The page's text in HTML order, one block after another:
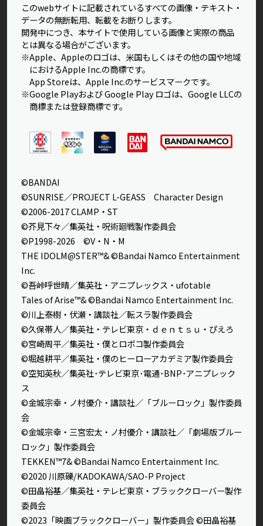
このwebサイトに記載されているすべての画像・テキスト・
データの無断転用、転載をお断りします。
開発中につき、本サイトで使用している画像と実際の商品
とは異なる場合がございます。
※Apple、Appleのロゴは、米国もしくはその他の国や地域
におけるApple Inc.の商標です。
App Storeは、Apple Inc.のサービスマークです。
※Google Playおよび Google Play ロゴは、Google LLCの
商標または登録商標です。
©BANDAI
©SUNRISE／PROJECT L-GEASS Character Design
©2006-2017 CLAMP・ST
©芥見下々／集英社・呪術廻戦製作委員会
©P1998-2026 ©V・N・M
THE IDOLM@STER™& ©Bandai Namco Entertainment
Inc.
©吾峠呼世晴／集英社・アニプレックス・ufotable
Tales of Arise™& ©Bandai Namco Entertainment Inc.
©川上泰樹・伏瀬・講談社／転スラ製作委員会
©久保帯人／集英社・テレビ東京・ｄｅｎｔｓｕ・ぴえろ
©宮崎周平／集英社・僕とロボコ製作委員会
©堀越耕平／集英社・僕のヒーローアカデミア製作委員会
©空知英秋／集英社･テレビ東京･電通･BNP･アニプレック
ス
©金城宗幸・ノ村優介・講談社／「ブルーロック」製作委員
会
©金城宗幸・三宮宏太・ノ村優介・講談社／「劇場版ブルー
ロック」製作委員会
TEKKEN™7& ©Bandai Namco Entertainment Inc.
©2020 川原礫/KADOKAWA/SAO-P Project
©田畠裕基／集英社・テレビ東京・ブラッククローバー製作
委員会
©2023「映画ブラッククローバー」製作委員会 ©田畠裕基